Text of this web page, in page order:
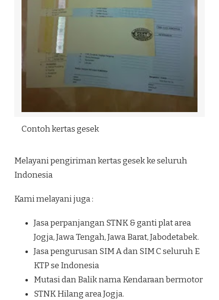
Contoh kertas gesek
Melayani pengiriman kertas gesek ke seluruh
Indonesia
Kami melayani juga :
Jasa perpanjangan STNK & ganti plat area
Jogja, Jawa Tengah, Jawa Barat, Jabodetabek.
Jasa pengurusan SIM A dan SIM C seluruh E
KTP se Indonesia
Mutasi dan Balik nama Kendaraan bermotor
STNK Hilang area Jogja.